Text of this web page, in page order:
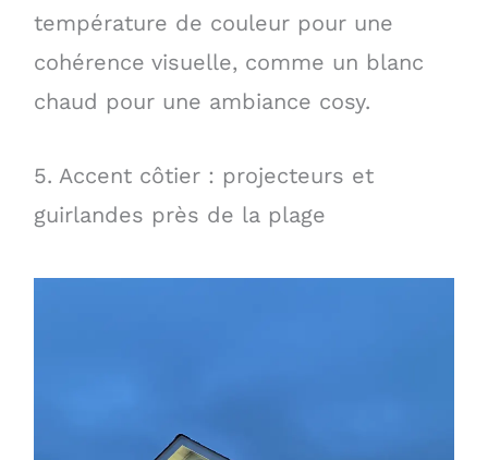
température de couleur pour une
cohérence visuelle, comme un blanc
chaud pour une ambiance cosy.
5. Accent côtier : projecteurs et
guirlandes près de la plage